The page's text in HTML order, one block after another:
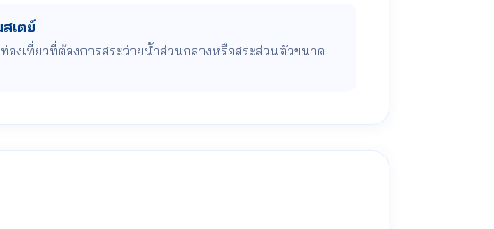
เตย์
งเที่ยวที่ต้องการสระว่ายน้ำส่วนกลางหรือสระส่วนตัวขนาด